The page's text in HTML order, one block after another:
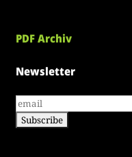
PDF Archiv
Newsletter